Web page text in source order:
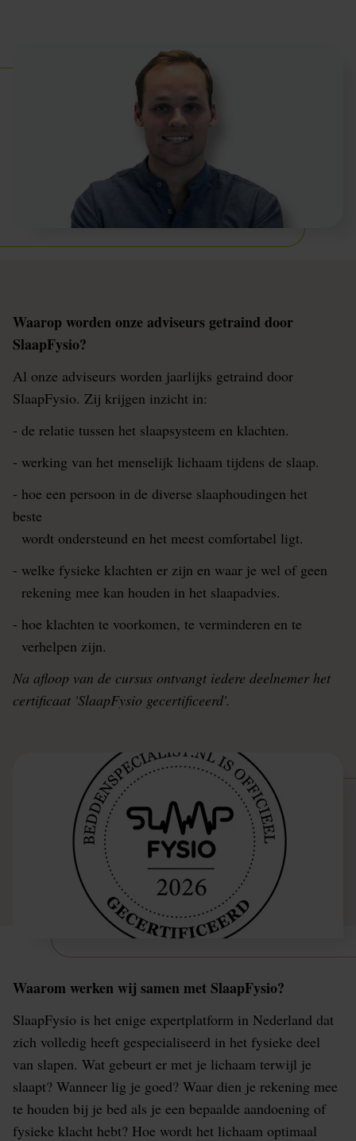
Waarop worden onze adviseurs getraind door
SlaapFysio?
Al onze adviseurs worden jaarlijks getraind door
SlaapFysio. Zij krijgen inzicht in:
- de relatie tussen het slaapsysteem en klachten.
- werking van het menselijk lichaam tijdens de slaap.
- hoe een persoon in de diverse slaaphoudingen het
beste
wordt ondersteund en het meest comfortabel ligt.
- welke fysieke klachten er zijn en waar je wel of geen
rekening mee kan houden in het slaapadvies.
- hoe klachten te voorkomen, te verminderen en te
verhelpen zijn.
Na afloop van de cursus ontvangt iedere deelnemer het
certificaat 'SlaapFysio gecertificeerd'.
Waarom werken wij samen met SlaapFysio?
SlaapFysio is het enige expertplatform in Nederland dat
zich volledig heeft gespecialiseerd in het fysieke deel
van slapen. Wat gebeurt er met je lichaam terwijl je
slaapt? Wanneer lig je goed? Waar dien je rekening mee
te houden bij je bed als je een bepaalde aandoening of
fysieke klacht hebt? Hoe wordt het lichaam optimaal